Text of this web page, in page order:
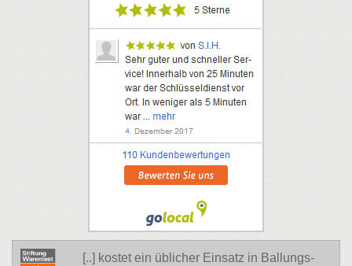
[..] kostet ein üblicher Einsatz in Ballungs-